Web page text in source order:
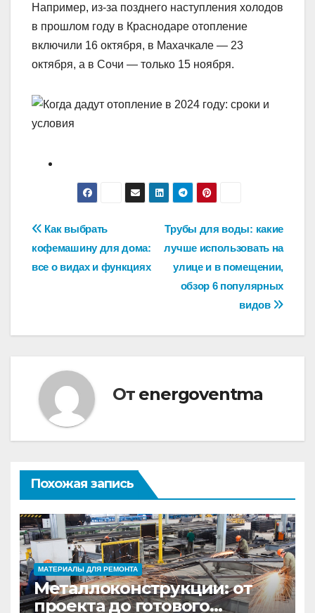
Например, из-за позднего наступления холодов
в прошлом году в Краснодаре отопление
включили 16 октября, в Махачкале — 23
октября, а в Сочи — только 15 ноября.
Навигация
по
Трубы для воды: какие
лучше использовать на
улице и в помещении,
обзор 6 популярных
видов
Как выбрать
кофемашину для дома:
все о видах и функциях
От energoventma
Похожая запись
МАТЕРИАЛЫ ДЛЯ РЕМОНТА
Металлоконструкции: от
проекта до готового